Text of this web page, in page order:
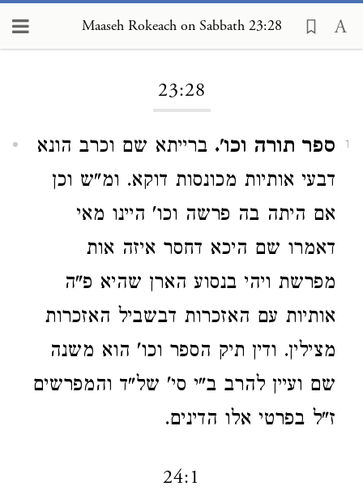
Maaseh Rokeach on Sabbath 23:28
23:28
1 ספר תורה וכו'. ברייתא שם וכרב הונא
דבעי אותיות מכונסות דוקא. ומ"ש וכן
אם היתה בה פרשה וכו' היינו מאי
דאמרו שם היכא דחסר איזה אות
מפרשת ויהי בנסוע הארן שהיא פ"ה
אותיות עם האזכרות דבשביל האזכרות
מצילין. ודין תיק הספר וכו' הוא משנה
שם ועיין להרב ב"י סי' של"ד והמפרשים
ז"ל בפרטי אלו הדינים.
24:1